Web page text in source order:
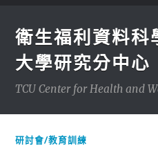
衛生福利資料科
大學研究分中心
TCU Center for Health and
研討會/教育訓練